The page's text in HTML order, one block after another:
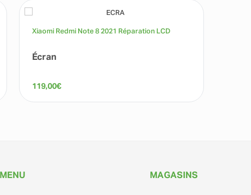
Xiaomi Redmi Note 8 2021 Réparation LCD
Écran
119,00€
MENU MAGASINS